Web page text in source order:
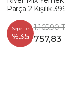
Parça 2 Kişilik
Sepette
%35
1.165,90
757,83